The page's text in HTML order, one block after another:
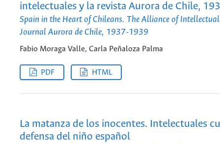
intelectuales y la revista Aurora de Chile,
Spain in the Heart of Chileans. The Alliance of
Journal Aurora de Chile, 1937-1939
Fabio Moraga Valle, Carla Peñaloza Palma
PDF HTML
La matanza de los inocentes. Intelectuales
defensa del niño español